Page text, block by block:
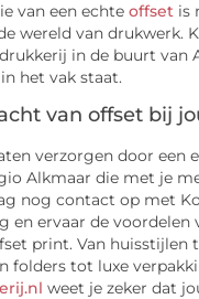
van een echte offset is
wereld van drukwerk.
in de buurt van
het vak staat.
van offset bij
verzorgen door een
Alkmaar die met je
nog contact op met
en ervaar de voordelen
print. Van huisstijlen
folders tot luxe
weet je zeker dat